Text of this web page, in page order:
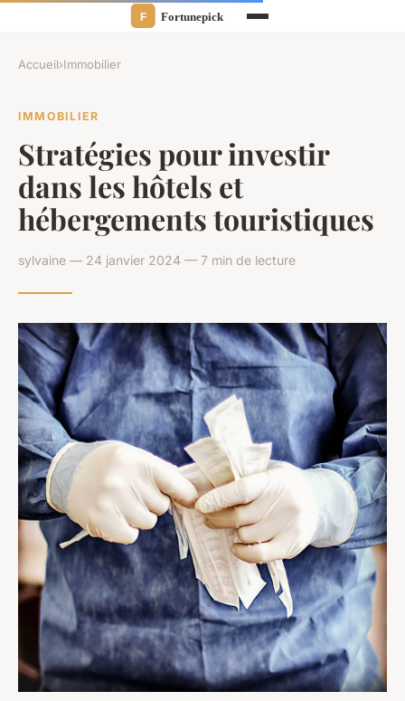
Accueil›Immobilier
IMMOBILIER
Stratégies pour investir
dans les hôtels et
hébergements touristiques
sylvaine — 24 janvier 2024 — 7 min de lecture